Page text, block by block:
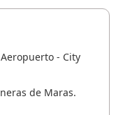
- City
de Maras.